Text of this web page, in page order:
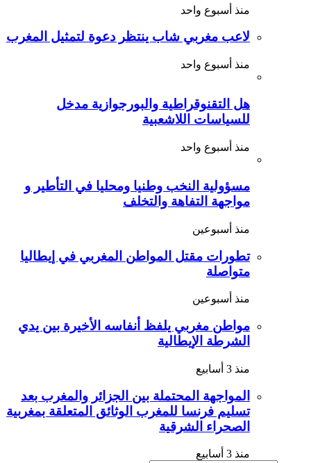
منذ أسبوع واحد
لاعب مغربي شاب ينتظر دعوة لتمثيل المغرب
منذ أسبوع واحد
هل التقنوقراطية والبورجوازية مدخل
للسياسات اللاشعبية
منذ أسبوع واحد
مسؤولية النخب وطنيا ومحليا في التأطير و
مواجهة التفاهة والتخلف
منذ أسبوعين
تطورات مقتل المواطن المغربي في إيطاليا
متواصلة
منذ أسبوعين
مواطن مغربي يلفظ أنفاسه الأخيرة بين يدي
الشرطة الإيطالية
منذ 3 أسابيع
المواجهة المحتملة بين الجزائر والمغرب بعد
تسليم فرنسا للمغرب الوثائق المتعلقة بمغربية
الصحراء الشرقية
منذ 3 أسابيع